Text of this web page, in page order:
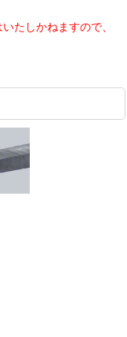
たしかねますので、